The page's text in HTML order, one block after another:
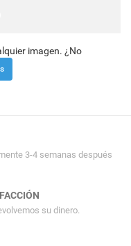
imagen. ¿No
3-4 semanas después
su dinero.